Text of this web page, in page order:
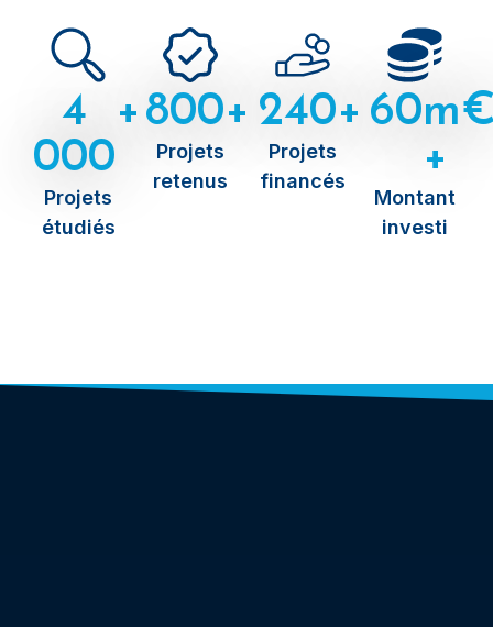
4
000
+
Projets
étudiés
800+
Projets
retenus
240+
Projets
financés
60
+
Montant
investi